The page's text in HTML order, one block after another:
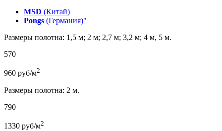
MSD (Китай)
Pongs (Германия)"
Размеры полотна: 1,5 м; 2 м; 2,7 м; 3,2 м; 4 м, 5 м.
570
960 руб/м2
Размеры полотна: 2 м.
790
1330 руб/м2